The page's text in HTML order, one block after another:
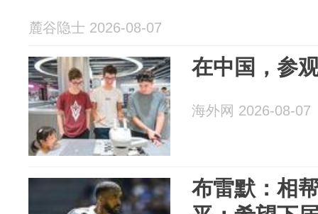
麓谷隐士 2026-08-07
在中国，参
海外网 2026-08-07
布雷默：相